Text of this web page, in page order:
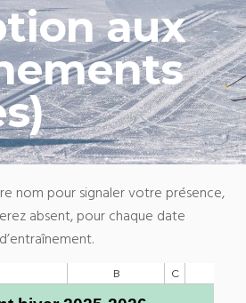
aux
nom pour signaler votre présence,
absent, pour chaque date
d’entraînement.